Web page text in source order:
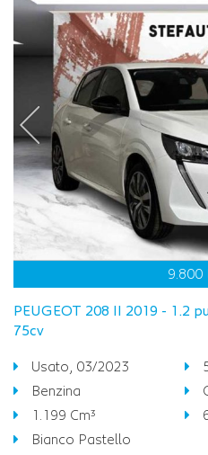
9.800
PEUGEOT 208 II 2019 - 1.2
75cv
Usato, 03/2023
Benzina
1.199 Cm³
Bianco Pastello